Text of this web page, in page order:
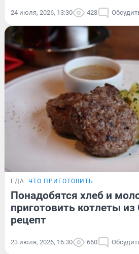
24 июля, 2026, 13:30 428
ЕДА ЧТО ПРИГОТОВИТЬ
Понадобятся хлеб и
приготовить котлеты
рецепт
23 июля, 2026, 16:30 660